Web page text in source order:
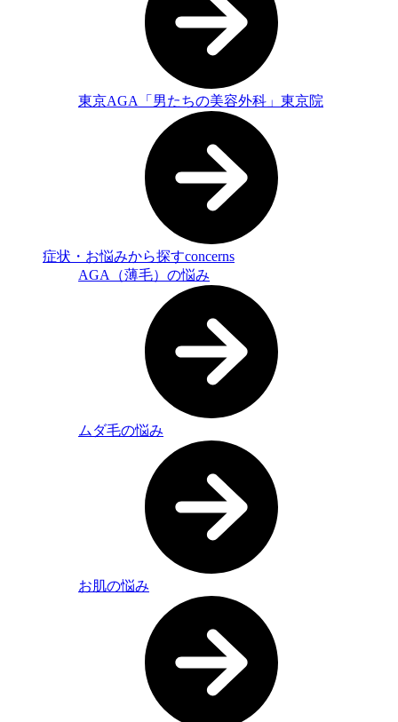
東京AGA「男たちの美容外科」東京院
症状・お悩みから探すconcerns
AGA（薄毛）の悩み
ムダ毛の悩み
お肌の悩み